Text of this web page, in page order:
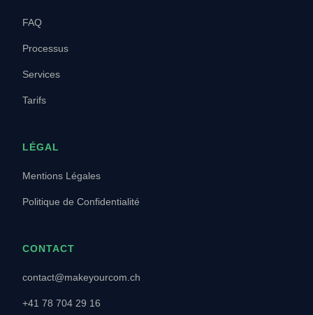
FAQ
Processus
Services
Tarifs
LÉGAL
Mentions Légales
Politique de Confidentialité
CONTACT
contact@makeyourcom.ch
+41 78 704 29 16